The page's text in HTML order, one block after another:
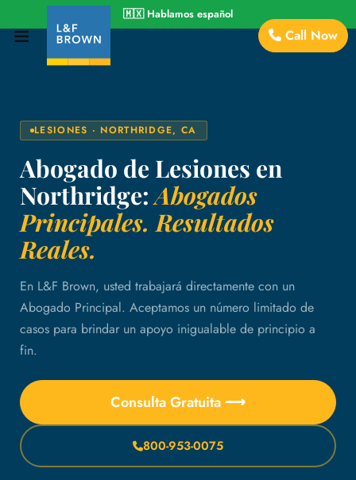
🇲🇽 Hablamos español
Call Now
LESIONES · NORTHRIDGE, CA
Abogado de Lesiones en
Northridge:Abogados
Principales. Resultados
Reales.
En L&F Brown, usted trabajará directamente con un
Abogado Principal. Aceptamos un número limitado de
casos para brindar un apoyo inigualable de principio a
fin.
Consulta Gratuita ⟶
800-953-0075